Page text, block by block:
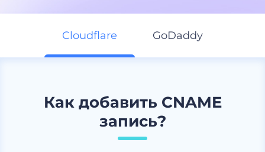
Cloudflare GoDaddy
Как добавить CNAME
запись?